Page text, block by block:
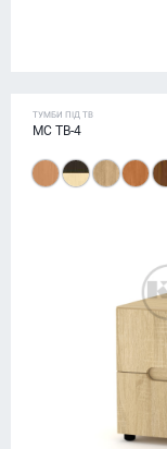
ТУМБИ ПІД ТВ
МС ТВ-4